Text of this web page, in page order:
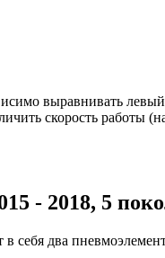
выравнивать
скорость работы
- 2018, 5
себя два